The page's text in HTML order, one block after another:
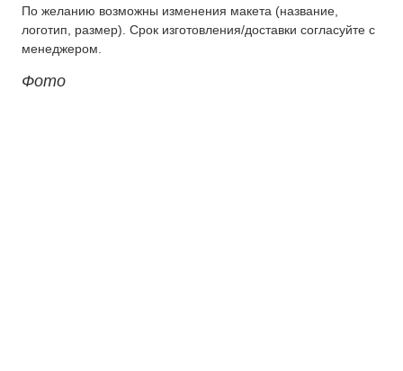
Контакты
По желанию возможны изменения макета (название,
логотип, размер). Срок изготовления/доставки согласуйте с
менеджером.
Фото